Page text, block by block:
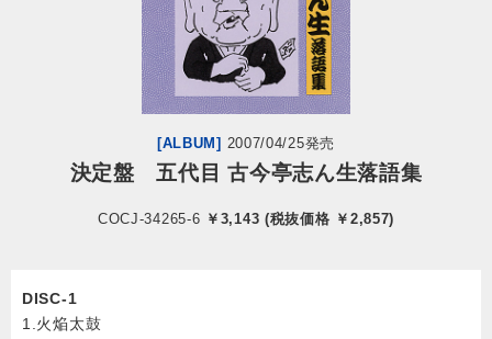
[ALBUM] 2007/04/25発売
決定盤 五代目 古今亭志ん生落語集
COCJ-34265-6 ￥3,143 (税抜価格 ￥2,857)
DISC-1
1.火焔太鼓